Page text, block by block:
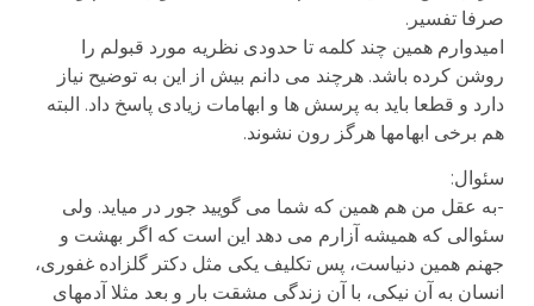
صرفا تفسیر.
امیدوارم همین چند کلمه تا حدودی نظریه مورد قبولم را
روشن کرده باشد. هرچند می دانم بیش از این به توضیح نیاز
دارد و قطعا باید به پرسش ها و ابهامات زیادی پاسخ داد. البته
هم برخی ابهامها هرگز رون نشوند.
سئوال:
-به عقل من هم همین که شما می گویید جور در میاید. ولی
سئوالی که همیشه آزارم می دهد این است که اگر بهشت و
جهنم همین دنیاست، پس تکلیف یکی مثل دکتر گلزاده غفوری،
انسان به آن نیکی، با آن زندگی مشقت بار و بعد مثلا آدمهای